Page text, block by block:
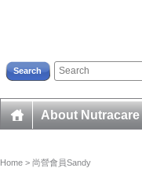
Search
About Nutracare
Home > 尚營會員Sandy